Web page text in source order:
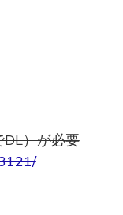
）が必要